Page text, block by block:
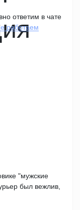
ответим в чате
работаем
"мужские
был вежлив,